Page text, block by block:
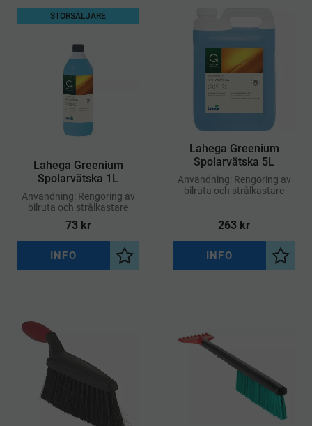
Lahega Greenium
Spolarvätska 1L
Användning: Rengöring av
bilruta och strålkastare
73kr
STORSÄLJARE
Lägg till i önskelista
INFO
Lahega Greenium
Spolarvätska 5L
Användning: Rengöring av
bilruta och strålkastare
263 kr
Lägg
INFO